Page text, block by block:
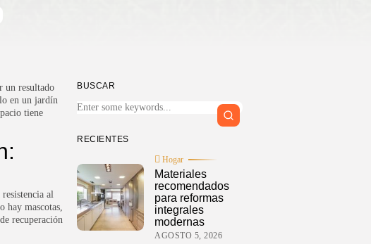
BUSCAR
RECIENTES
Hogar
Materiales
recomendados
para reformas
integrales
modernas
AGOSTO 5, 2026
un resultado
en un jardín
tiene
al
hay mascotas,
recuperación